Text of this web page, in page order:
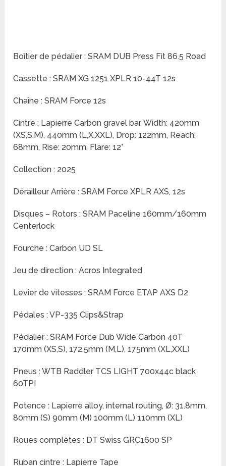
Boîtier de pédalier : SRAM DUB Press Fit 86.5 Road
Cassette : SRAM XG 1251 XPLR 10-44T 12s
Chaîne : SRAM Force 12s
Cintre : Lapierre Carbon gravel bar, Width: 420mm
(XS,S,M), 440mm (L,X,XXL), Drop: 122mm, Reach:
68mm, Rise: 20mm, Flare: 12°
Collection : 2025
Dérailleur Arrière : SRAM Force XPLR AXS, 12s
Disques – Rotors : SRAM Paceline 160mm/160mm
Centerlock
Fourche : Carbon UD SL
Jeu de direction : Acros Integrated
Levier de vitesses : SRAM Force ETAP AXS D2
Pédales : VP-335 Clips&Strap
Pédalier : SRAM Force Dub Wide Carbon 40T
170mm (XS,S), 172,5mm (M,L), 175mm (XL,XXL)
Pneus : WTB Raddler TCS LIGHT 700x44c black
60TPI
Potence : Lapierre alloy, internal routing, Ø: 31.8mm,
80mm (S) 90mm (M) 100mm (L) 110mm (XL)
Roues complètes : DT Swiss GRC1600 SP
Ruban cintre : Lapierre Tape